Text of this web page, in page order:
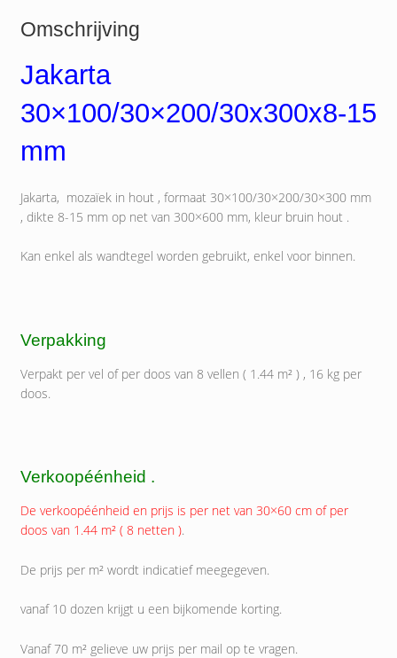
Omschrijving
Jakarta
30×100/30×200/30x300x8-15
mm
Jakarta, mozaïek in hout , formaat 30×100/30×200/30×300 mm
, dikte 8-15 mm op net van 300×600 mm, kleur bruin hout .
Kan enkel als wandtegel worden gebruikt, enkel voor binnen.
Verpakking
Verpakt per vel of per doos van 8 vellen ( 1.44 m² ) , 16 kg per
doos.
Verkoopéénheid .
De verkoopéénheid en prijs is per net van 30×60 cm of per
doos van 1.44 m² ( 8 netten ).
De prijs per m² wordt indicatief meegegeven.
vanaf 10 dozen krijgt u een bijkomende korting.
Vanaf 70 m² gelieve uw prijs per mail op te vragen.